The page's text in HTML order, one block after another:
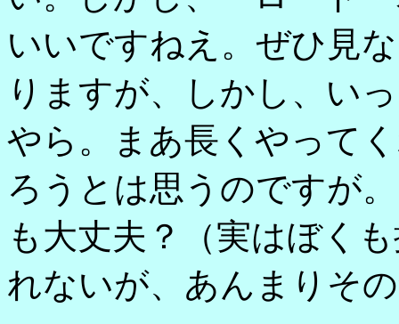
いいですねえ。ぜひ見
りますが、しかし、い
やら。まあ長くやって
ろうとは思うのですが
も大丈夫？（実はぼく
れないが、あんまりそ